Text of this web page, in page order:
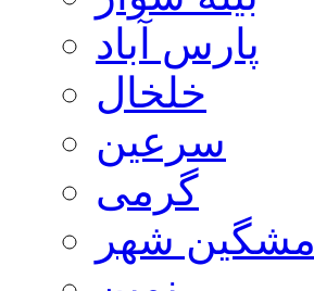
پارس آباد
خلخال
سرعین
گرمی
مشگین شهر